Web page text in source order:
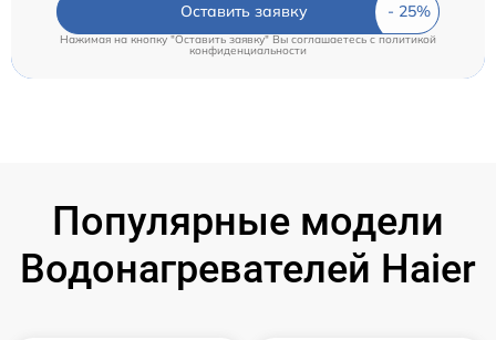
Оставить заявку
Нажимая на кнопку "Оставить заявку" Вы соглашаетесь c политикой
конфиденциальности
Популярные модели
Водонагревателей Haier